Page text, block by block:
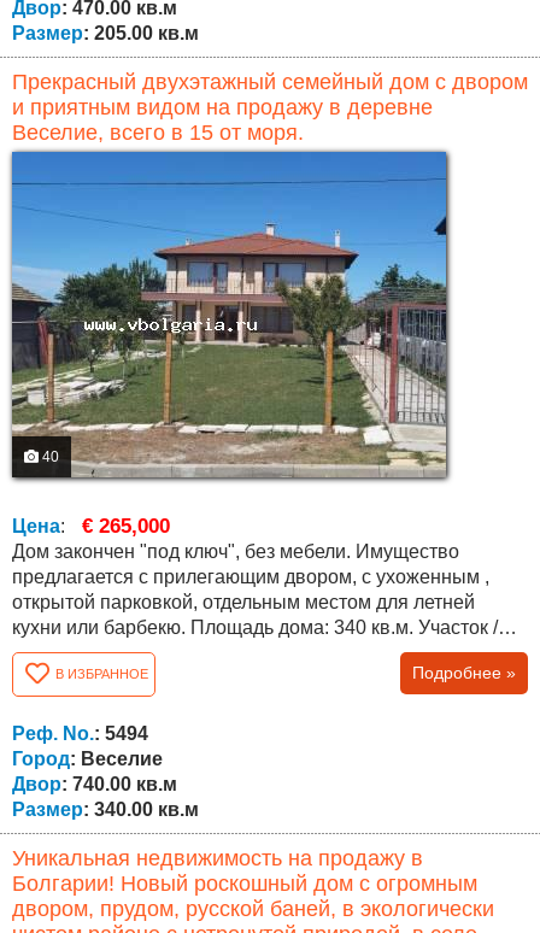
Двор: 470.00 кв.м
Размер: 205.00 кв.м
Прекрасный двухэтажный семейный дом с двором
и приятным видом на продажу в деревне
Веселие, всего в 15 от моря.
40
Цена: € 265,000
Дом закончен "под ключ", без мебели. Имущество
предлагается с прилегающим двором, с ухоженным ,
открытой парковкой, отдельным местом для летней
кухни или барбекю. Площадь дома: 340 кв.м. Участок /
двор: 740 кв.м. садом Планировка: подвал, первый и
второй этаж с внутренней лестницей. На уровне
подвала находится бытовая комната типа таверна с
камином и обособленная кухонная часть, бойлер /
вместимость 300 л./ с солнечными...
В ИЗБРАННОЕ Подробнее »
Реф. No.: 5494
Город: Веселие
Двор: 740.00 кв.м
Размер: 340.00 кв.м
Уникальная недвижимость на продажу в
Болгарии! Новый роскошный дом с огромным
двором, прудом, русской баней, в экологически